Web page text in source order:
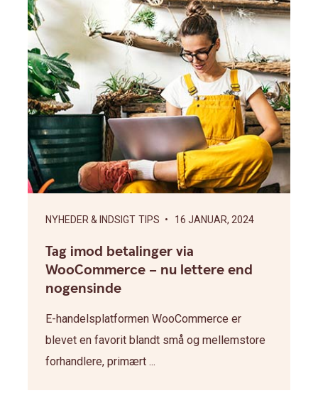
NYHEDER & INDSIGT TIPS • 16 JANUAR, 2024
Tag imod betalinger via
WooCommerce – nu lettere end
nogensinde
E-handelsplatformen WooCommerce er
blevet en favorit blandt små og mellemstore
forhandlere, primært ...